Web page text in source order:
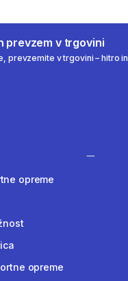
prevzem v trgovini
prevzemite v trgovini – hitro in
opreme
opreme